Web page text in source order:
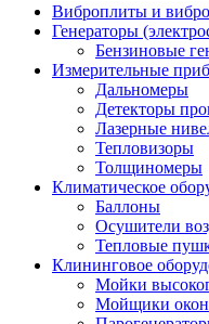
Виброплиты и
Генераторы
Бензиновые
Измерительные
Дальномеры
Детекторы
Лазерные
Тепловизоры
Толщиномеры
Климатическое
Баллоны
Осушители
Тепловые
Клининговое
Мойки
Мойщики окон